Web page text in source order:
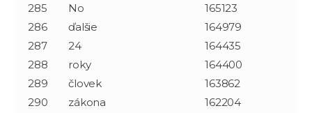
285
No
165123
286
ďalšie
164979
287
24
164435
288
roky
164400
289
človek
163862
290
zákona
162204